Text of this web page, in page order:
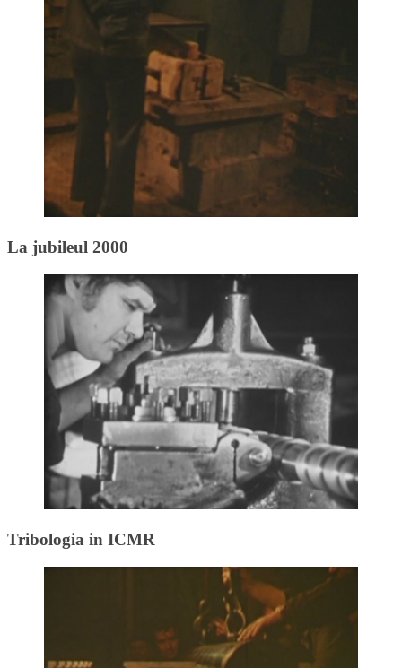
La jubileul 2000
Tribologia in ICMR